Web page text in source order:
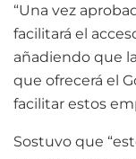
“Una vez
facilitará el
añadiendo que
que ofrecerá el
facilitar estos
Sostuvo que